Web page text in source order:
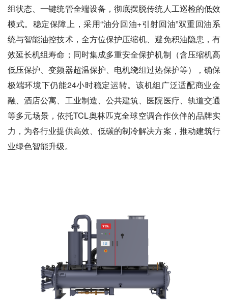
组状态、一键统管全端设备，彻底摆脱传统人工巡检的低效
模式。稳定保障上，采用“油分回油+引射回油”双重回油系
统与智能油控技术，全方位保护压缩机、避免积油隐患，有
效延长机组寿命；同时集成多重安全保护机制（含压缩机高
低压保护、变频器超温保护、电机绕组过热保护等），确保
极端环境下仍能24小时稳定运转。该机组广泛适配商业金
融、酒店公寓、工业制造、公共建筑、医院医疗、轨道交通
等多元场景，依托TCL奥林匹克全球空调合作伙伴的品牌实
力，为各行业提供高效、低碳的制冷解决方案，推动建筑行
业绿色智能升级。